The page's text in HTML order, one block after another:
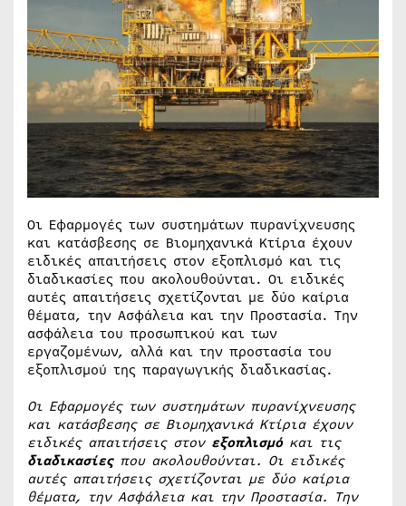
Οι Εφαρμογές των συστημάτων πυρανίχνευσης
και κατάσβεσης σε Βιομηχανικά Κτίρια έχουν
ειδικές απαιτήσεις στον εξοπλισμό και τις
διαδικασίες που ακολουθούνται. Οι ειδικές
αυτές απαιτήσεις σχετίζονται με δύο καίρια
θέματα, την Ασφάλεια και την Προστασία. Την
ασφάλεια του προσωπικού και των
εργαζομένων, αλλά και την προστασία του
εξοπλισμού της παραγωγικής διαδικασίας.
Οι Εφαρμογές των συστημάτων πυρανίχνευσης
και κατάσβεσης σε Βιομηχανικά Κτίρια έχουν
ειδικές απαιτήσεις στον εξοπλισμόκαι τις
διαδικασίεςπου ακολουθούνται. Οι ειδικές
αυτές απαιτήσεις σχετίζονται με δύο καίρια
θέματα, την Ασφάλεια και την Προστασία. Την